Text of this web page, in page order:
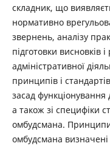
складник, що
нормативно
звернень, аналізу
підготовки
адміністративної
принципів і
засад
а також зі специфіки
омбудсмана. Принципи
омбудсмана визначені